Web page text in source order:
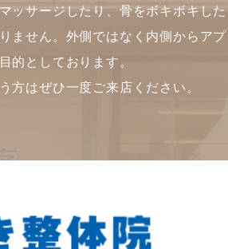
ッサージしたり、骨をボキボキした
ません。外側ではなく内側からアプ
的としております。
方はぜひ一度ご来店ください。